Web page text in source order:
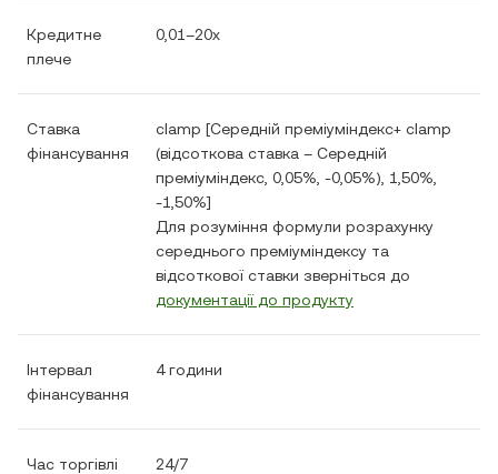
Кредитне
плече
0,01–20x
Ставка
фінансування
clamp [Середній преміуміндекс+ clamp
(відсоткова ставка – Середній
преміуміндекс, 0,05%, -0,05%), 1,50%,
-1,50%]
Для розуміння формули розрахунку
середнього преміуміндексу та
відсоткової ставки зверніться до
документації до продукту
Інтервал
фінансування
4 години
Час торгівлі 24/7